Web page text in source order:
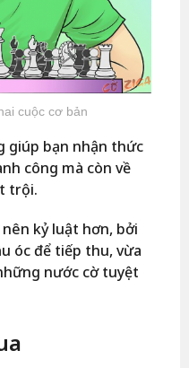
cuộc cơ bản
giúp bạn nhận thức
công mà còn về
trội.
kỷ luật hơn, bởi
óc để tiếp thu, vừa
nước cờ tuyệt